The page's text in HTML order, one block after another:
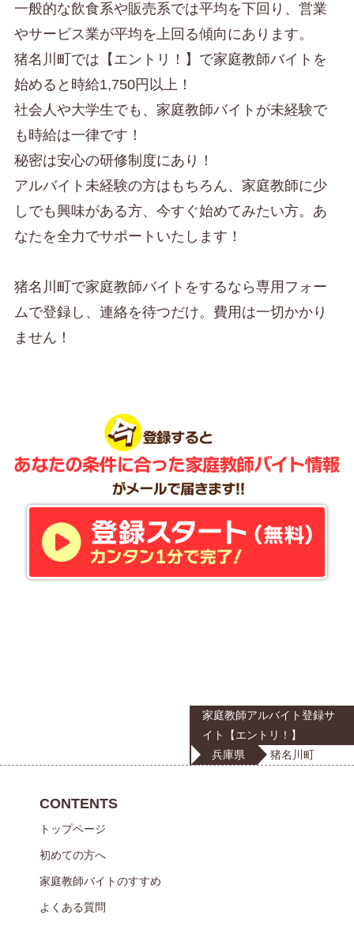
一般的な飲食系や販売系では平均を下回り、営業
やサービス業が平均を上回る傾向にあります。
猪名川町では【エントリ！】で家庭教師バイトを
始めると時給1,750円以上！
社会人や大学生でも、家庭教師バイトが未経験で
も時給は一律です！
秘密は安心の研修制度にあり！
アルバイト未経験の方はもちろん、家庭教師に少
しでも興味がある方、今すぐ始めてみたい方。あ
なたを全力でサポートいたします！
猪名川町で家庭教師バイトをするなら専用フォー
ムで登録し、連絡を待つだけ。費用は一切かかり
ません！
家庭教師アルバイト登録サ
イト【エントリ！】
兵庫県
猪名川町
CONTENTS
トップページ
初めての方へ
家庭教師バイトのすすめ
よくある質問